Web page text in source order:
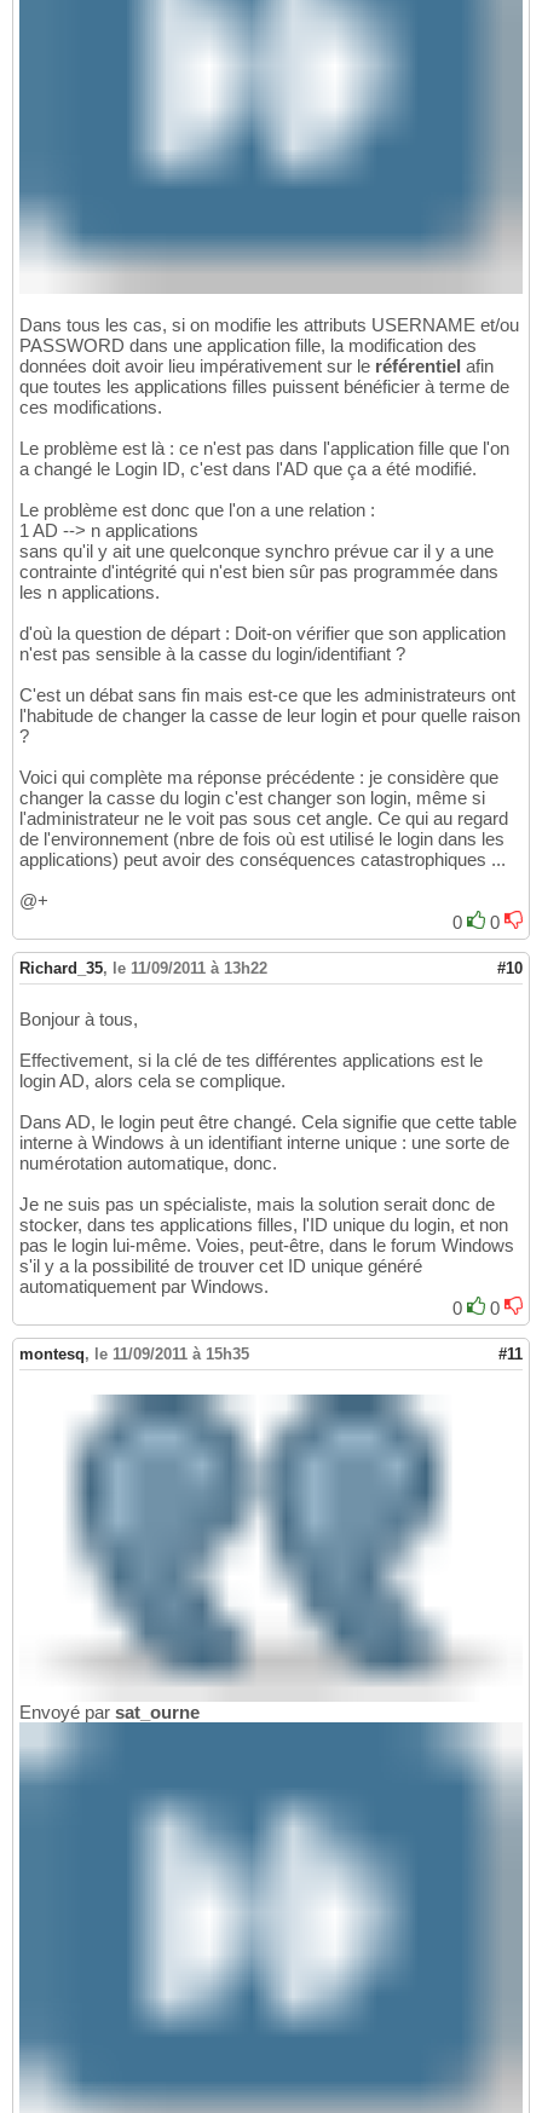
Dans tous les cas, si on modifie les attributs USERNAME et/ou
PASSWORD dans une application fille, la modification des
données doit avoir lieu impérativement sur le référentiel afin
que toutes les applications filles puissent bénéficier à terme de
ces modifications.
Le problème est là : ce n'est pas dans l'application fille que l'on
a changé le Login ID, c'est dans l'AD que ça a été modifié.
Le problème est donc que l'on a une relation :
1 AD --> n applications
sans qu'il y ait une quelconque synchro prévue car il y a une
contrainte d'intégrité qui n'est bien sûr pas programmée dans
les n applications.
d'où la question de départ : Doit-on vérifier que son application
n'est pas sensible à la casse du login/identifiant ?
C'est un débat sans fin mais est-ce que les administrateurs ont
l'habitude de changer la casse de leur login et pour quelle raison
?
Voici qui complète ma réponse précédente : je considère que
changer la casse du login c'est changer son login, même si
l'administrateur ne le voit pas sous cet angle. Ce qui au regard
de l'environnement (nbre de fois où est utilisé le login dans les
applications) peut avoir des conséquences catastrophiques ...
@+
0
0
Richard_35, le 11/09/2011 à 13h22 #10
Bonjour à tous,
Effectivement, si la clé de tes différentes applications est le
login AD, alors cela se complique.
Dans AD, le login peut être changé. Cela signifie que cette table
interne à Windows à un identifiant interne unique : une sorte de
numérotation automatique, donc.
Je ne suis pas un spécialiste, mais la solution serait donc de
stocker, dans tes applications filles, l'ID unique du login, et non
pas le login lui-même. Voies, peut-être, dans le forum Windows
s'il y a la possibilité de trouver cet ID unique généré
automatiquement par Windows.
0
0
montesq, le 11/09/2011 à 15h35 #11
Envoyé par sat_ourne